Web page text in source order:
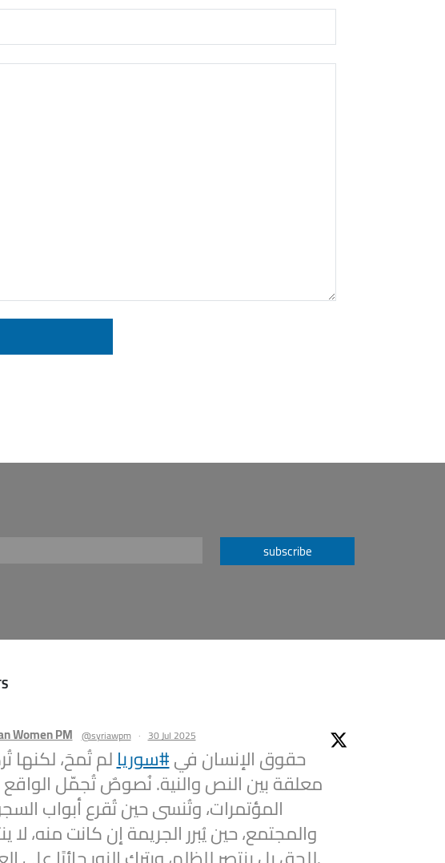
subscribe
Women PM @syriawpm · 30 Jul 2025
حقوق الإنسان في#سوريالم تُمحَ، لكنها
معلقة بين النص والنية. نُصوصٌ تُجمّل
المؤتمرات، وتُنسى حين تُقرع أبواب
والمجتمع، حين يُبرر الجريمة إن كانت منه، لا